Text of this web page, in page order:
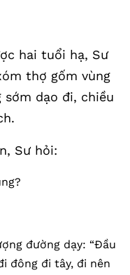
hai tuổi hạ, Sư
thợ gốm vùng
sớm dạo đi, chiều
Sư hỏi:
đường dạy: “Đầu
đông đi tây, đi nên